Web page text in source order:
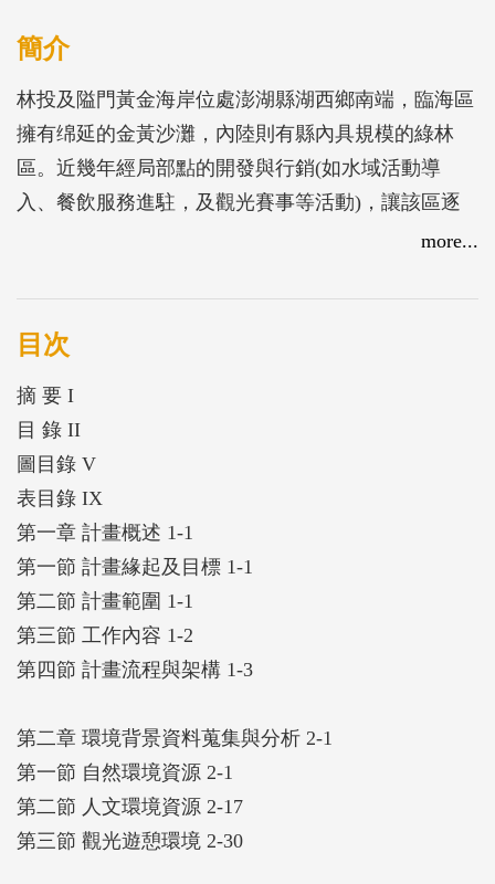
簡介
林投及隘門黃金海岸位處澎湖縣湖西鄉南端，臨海區
擁有绵延的金黃沙灘，內陸則有縣內具規模的綠林
區。近幾年經局部點的開發與行銷(如水域活動導
入、餐飲服務進駐，及觀光賽事等活動)，讓該區逐
漸成為縣內市郊熱門景點，在配合上位計畫發展方
計畫檢討與整合地區觀光遊憩資源，落實據點實質開
發計畫並營造民間投資之良好氛圍，以促進澎湖地區
more...
目次
摘 要 I
目 錄 II
圖目錄 V
表目錄 IX
第一章 計畫概述 1-1
第一節 計畫緣起及目標 1-1
第二節 計畫範圍 1-1
第三節 工作內容 1-2
第四節 計畫流程與架構 1-3
第二章 環境背景資料蒐集與分析 2-1
第一節 自然環境資源 2-1
第二節 人文環境資源 2-17
第三節 觀光遊憩環境 2-30